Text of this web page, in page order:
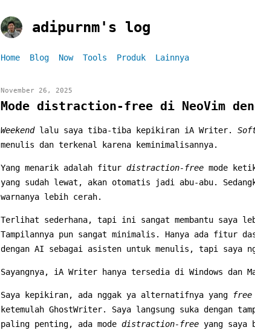
adipurnm's log
Home Blog Now Tools Produk Lainnya
November 26, 2025
Mode distraction-free di NeoVim
Weekendlalu saya tiba-tiba kepikiran iA Writer.
menulis dan terkenal karena keminimalisannya.
Yang menarik adalah fitur distraction-free mode
yang sudah lewat, akan otomatis jadi abu-abu.
warnanya lebih cerah.
Terlihat sederhana, tapi ini sangat membantu saya
Tampilannya pun sangat minimalis. Hanya ada fitur
dengan AI sebagai asisten untuk menulis, tapi
Sayangnya, iA Writer hanya tersedia di Windows dan
Saya kepikiran, ada nggak ya alternatifnya yang free
ketemulah GhostWriter. Saya langsung suka dengan
paling penting, ada mode distraction-free yang saya